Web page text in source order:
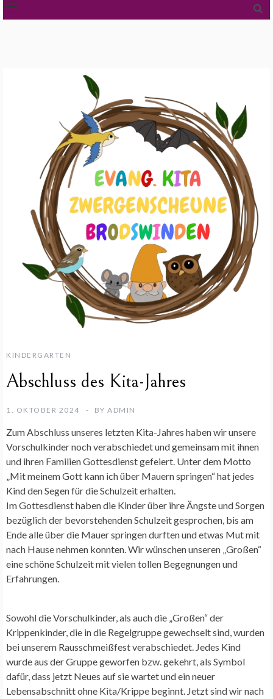
KINDERGARTEN
Abschluss des Kita-Jahres
1. OKTOBER 2024 BY ADMIN
Zum Abschluss unseres letzten Kita-Jahres haben wir unsere
Vorschulkinder noch verabschiedet und gemeinsam mit ihnen
und ihren Familien Gottesdienst gefeiert. Unter dem Motto
„Mit meinem Gott kann ich über Mauern springen“ hat jedes
Kind den Segen für die Schulzeit erhalten.
Im Gottesdienst haben die Kinder über ihre Ängste und Sorgen
bezüglich der bevorstehenden Schulzeit gesprochen, bis am
Ende alle über die Mauer springen durften und etwas Mut mit
nach Hause nehmen konnten. Wir wünschen unseren „Großen“
eine schöne Schulzeit mit vielen tollen Begegnungen und
Erfahrungen.
Sowohl die Vorschulkinder, als auch die „Großen“ der
Krippenkinder, die in die Regelgruppe gewechselt sind, wurden
bei unserem Rausschmeißfest verabschiedet. Jedes Kind
wurde aus der Gruppe geworfen bzw. gekehrt, als Symbol
dafür, dass jetzt Neues auf sie wartet und ein neuer
Lebensabschnitt ohne Kita/Krippe beginnt. Jetzt sind wir nach